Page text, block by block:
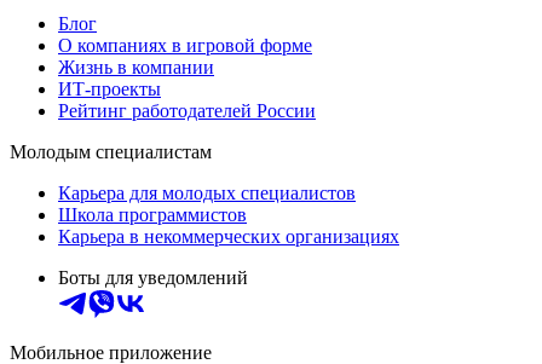
Блог
О компаниях в игровой форме
Жизнь в компании
ИТ-проекты
Рейтинг работодателей России
Молодым специалистам
Карьера для молодых специалистов
Школа программистов
Карьера в некоммерческих организациях
Боты для уведомлений
Мобильное приложение